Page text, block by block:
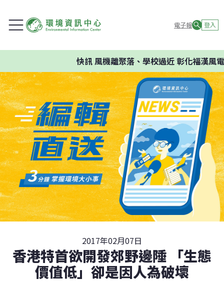
電子報 登入
快訊風機離聚落、學校過近 彰化福漢風電
2017年02月07日
香港特首欲開發郊野邊陲 「生態
價值低」卻是因人為破壞